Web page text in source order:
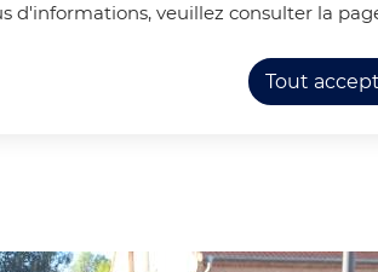
d'informations, veuillez consulter la
Tout
PARCOURS DU COEUR 2024 :
2024